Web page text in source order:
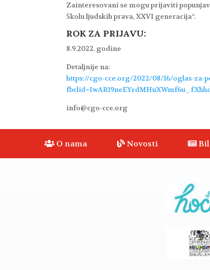
Zainteresovani se mogu prijaviti
Školu ljudskih prava, XXVI generacija“.
ROK ZA PRIJAVU:
8.9.2022. godine
Detaljnije na:
https://cgo-cce.org/2022/08/16/oglas-
info@cgo-cce.org
O nama Novosti